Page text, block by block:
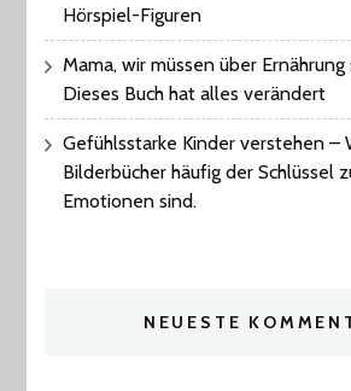
Hörspiel-Figuren
Mama, wir müssen über
Dieses Buch hat alles verändert
Gefühlsstarke Kinder verstehen –
Bilderbücher häufig der Schlüssel
Emotionen sind.
NEUESTE